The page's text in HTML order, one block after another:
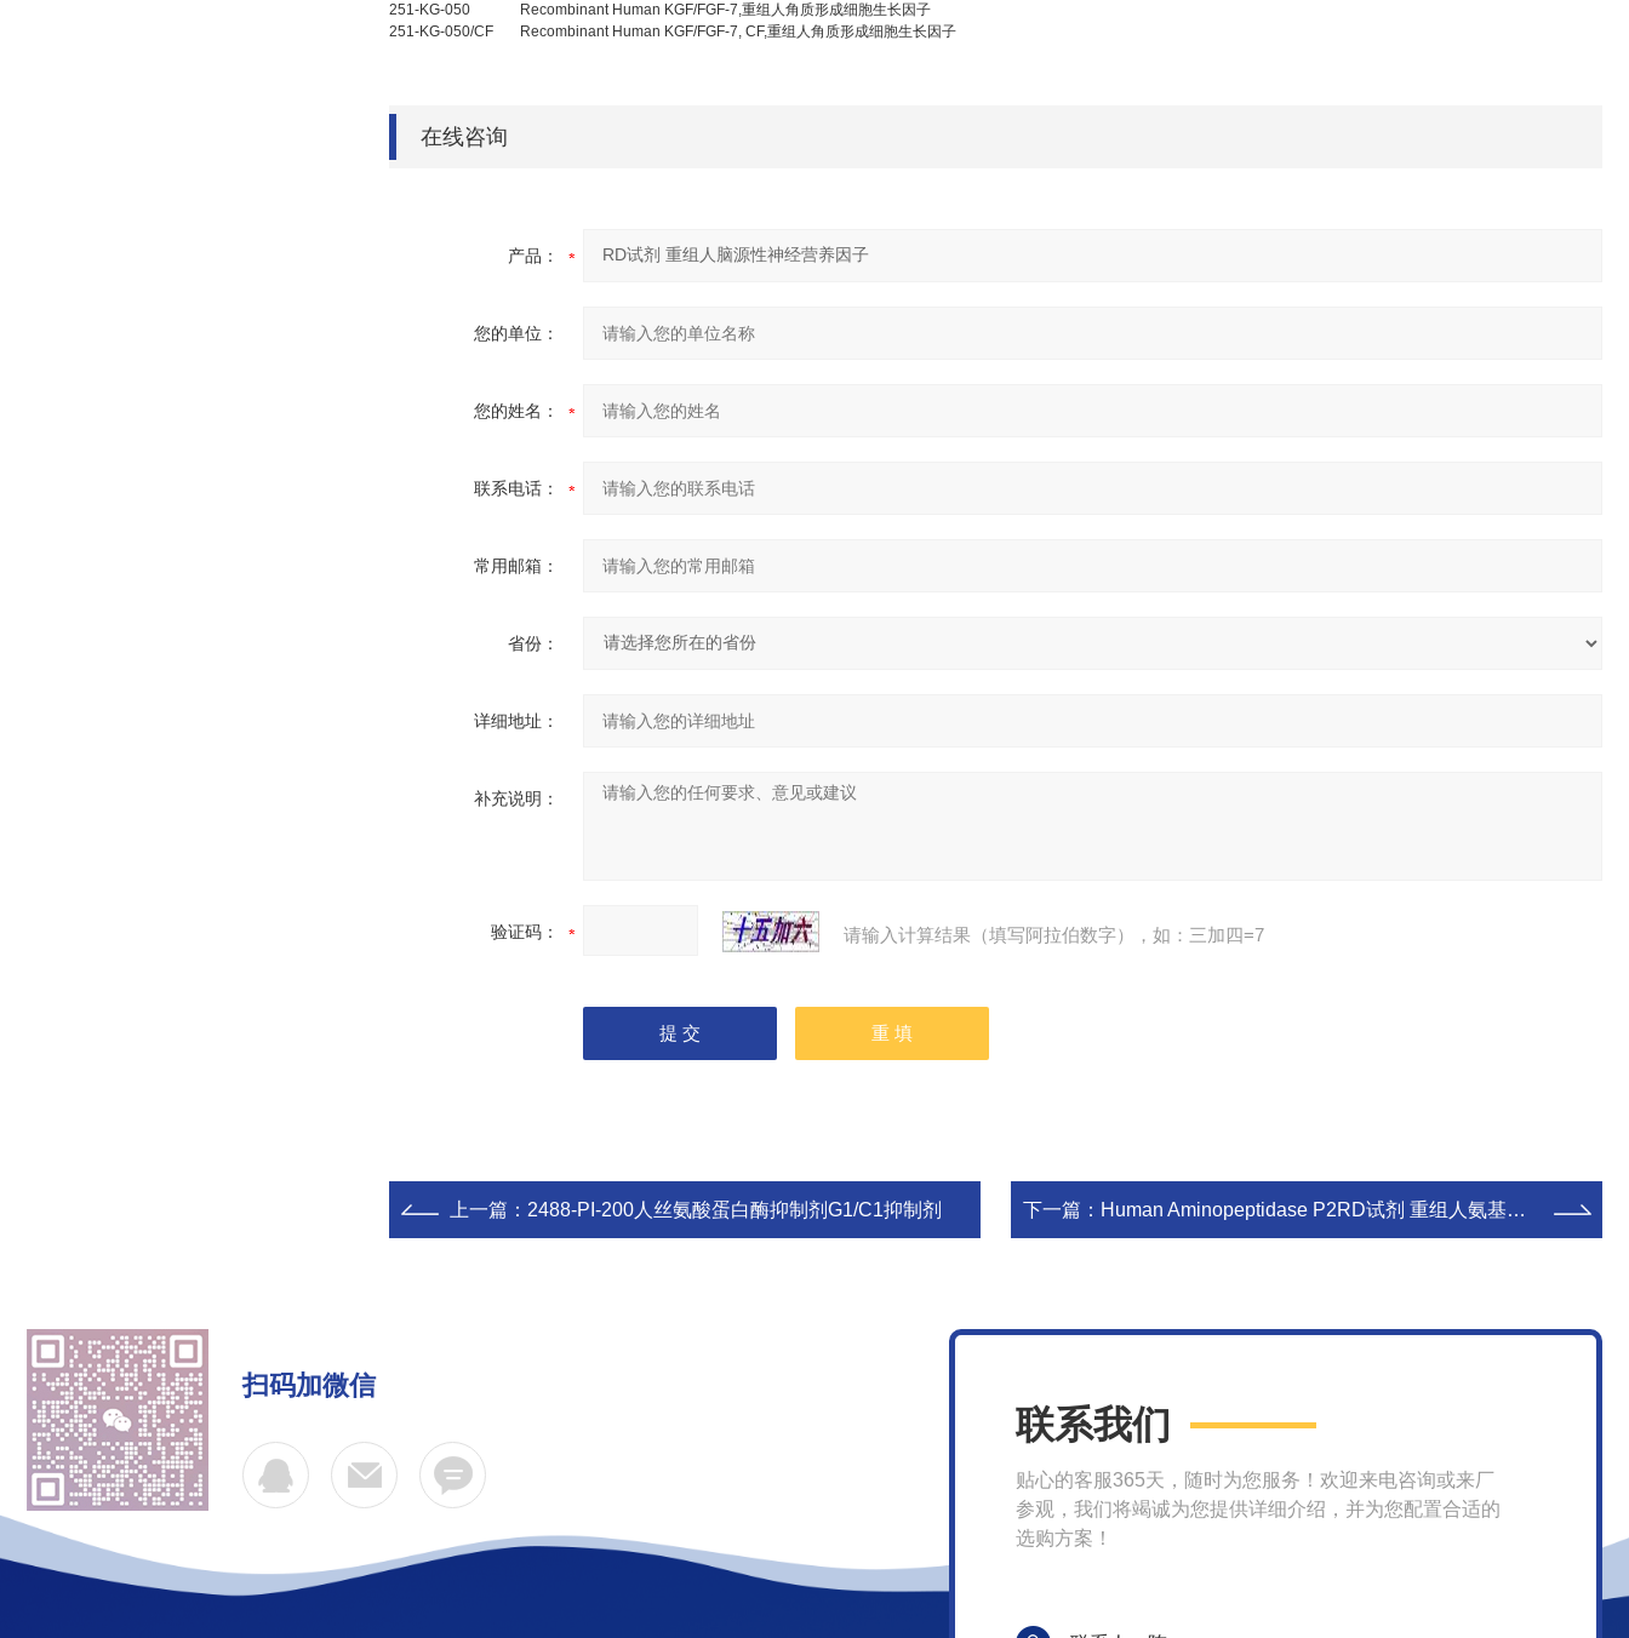
251-KG-050
Recombinant Human KGF/FGF-7,重组人角质形成细胞生长因子
251-KG-050/CF
Recombinant Human KGF/FGF-7, CF,重组人角质形成细胞生长因子
在线咨询
产品：
您的单位：
您的姓名：
联系电话：
常用邮箱：
省份：
详细地址：
补充说明：
验证码： 请输入计算结果（填写阿拉伯数字），如：三加四=7
上一篇： 2488-PI-200人丝氨酸蛋白酶抑制剂G1/C1抑制剂 下一篇： Human Aminopeptidase P2RD试剂 重组人氨基肽酶P2
扫码加微信
联系我们
贴心的客服365天，随时为您服务！欢迎来电咨询或来厂
参观，我们将竭诚为您提供详细介绍，并为您配置合适的
选购方案！